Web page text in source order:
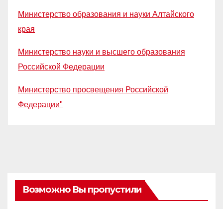
Министерство образования и науки Алтайского
края
Министерство науки и высшего образования
Российской Федерации
Министерство просвещения Российской
Федерации"
Возможно Вы пропустили